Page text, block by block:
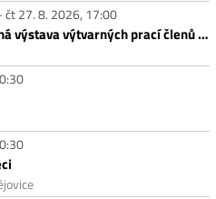
čt 27. 8. 2026, 17:00
XVI. výroční společná výstava výtvarných prací členů Prácheňské umělecké besedy